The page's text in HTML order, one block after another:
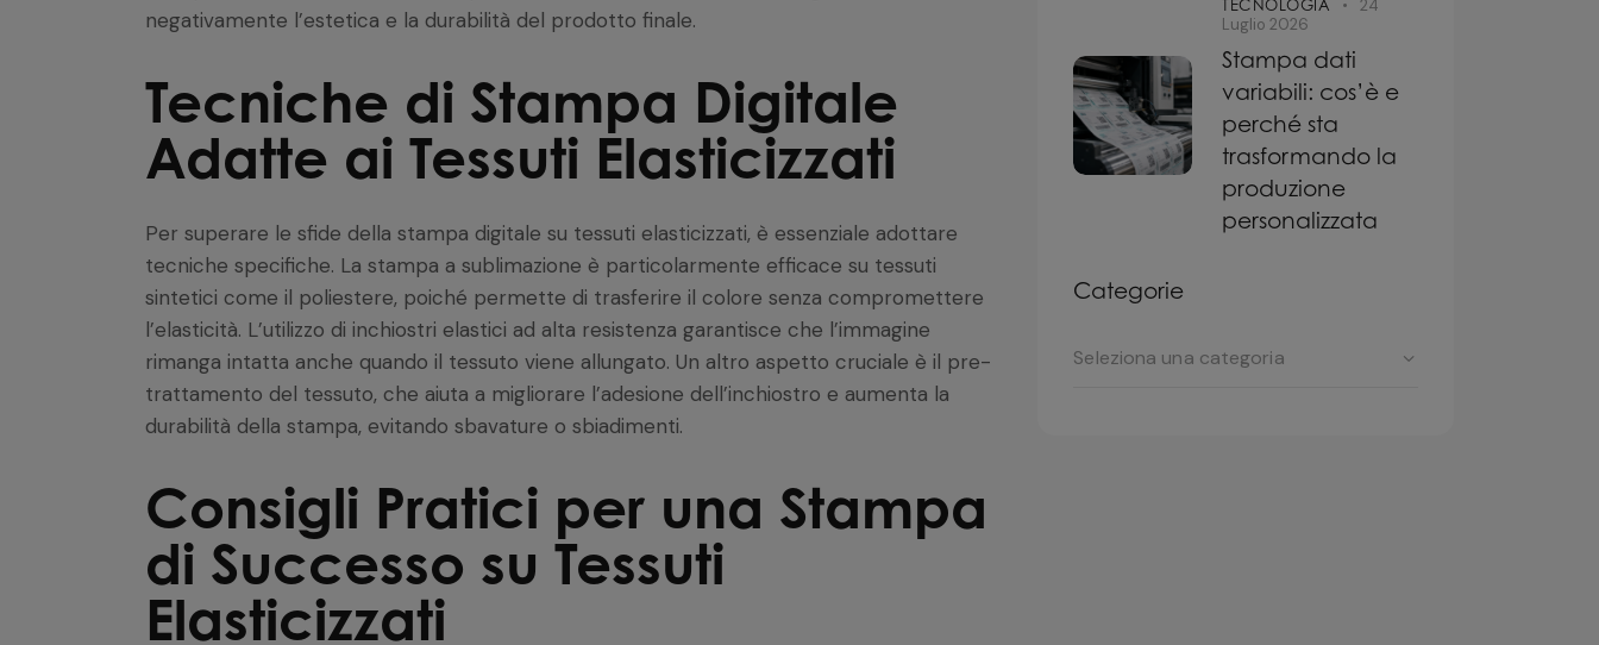
negativamente l’estetica e la durabilità del prodotto finale.
Tecniche di Stampa Digitale
Adatte ai Tessuti Elasticizzati
Per superare le sfide della stampa digitale su tessuti elasticizzati, è essenziale adottare
tecniche specifiche. La stampa a sublimazione è particolarmente efficace su tessuti
sintetici come il poliestere, poiché permette di trasferire il colore senza compromettere
l’elasticità. L’utilizzo di inchiostri elastici ad alta resistenza garantisce che l’immagine
rimanga intatta anche quando il tessuto viene allungato. Un altro aspetto cruciale è il pre-
trattamento del tessuto, che aiuta a migliorare l’adesione dell’inchiostro e aumenta la
durabilità della stampa, evitando sbavature o sbiadimenti.
Consigli Pratici per una Stampa
di Successo su Tessuti
Elasticizzati
TECNOLOGIA
24
Luglio 2026
Stampa dati
variabili: cos’è e
perché sta
trasformando la
produzione
personalizzata
Categorie